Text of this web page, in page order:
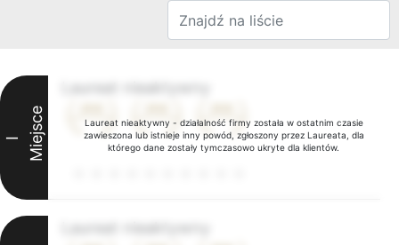
Laureat nieaktywny - działalność firmy została w ostatnim czasie
zawieszona lub istnieje inny powód, zgłoszony przez Laureata, dla
którego dane zostały tymczasowo ukryte dla klientów.
I Miejsce